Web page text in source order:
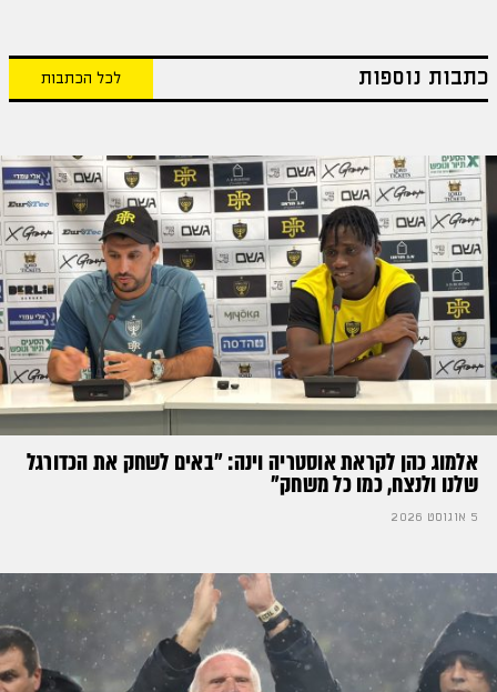
כתבות נוספות לכל הכתבות
אלמוג כהן לקראת אוסטריה וינה: ״באים לשחק את הכדורגל
שלנו ולנצח, כמו כל משחק״
5 אוגוסט 2026